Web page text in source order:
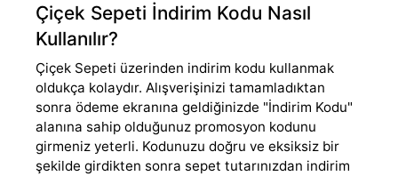
Çiçek Sepeti İndirim Kodu Nasıl
Kullanılır?
Çiçek Sepeti üzerinden indirim kodu kullanmak
oldukça kolaydır. Alışverişinizi tamamladıktan
sonra ödeme ekranına geldiğinizde "İndirim Kodu"
alanına sahip olduğunuz promosyon kodunu
girmeniz yeterli. Kodunuzu doğru ve eksiksiz bir
şekilde girdikten sonra sepet tutarınızdan indirim